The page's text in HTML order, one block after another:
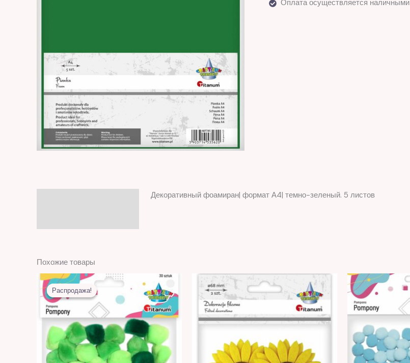
Оплата осуществляется наличными
Декоративный фоамиран| формат А4| темно-зеленый. 5 листов
Похожие товары
Распродажа!
Распродажа!
Первоначальная
цена
составляла
39,00 MDL.
Текущая
цена:
16,00 MDL.